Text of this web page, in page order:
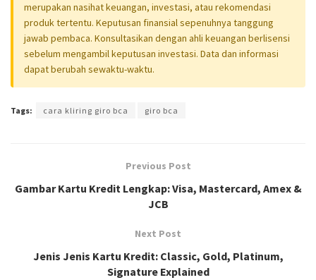
merupakan nasihat keuangan, investasi, atau rekomendasi
produk tertentu. Keputusan finansial sepenuhnya tanggung
jawab pembaca. Konsultasikan dengan ahli keuangan berlisensi
sebelum mengambil keputusan investasi. Data dan informasi
dapat berubah sewaktu-waktu.
Tags: cara kliring giro bca giro bca
Previous Post
Gambar Kartu Kredit Lengkap: Visa, Mastercard, Amex &
JCB
Next Post
Jenis Jenis Kartu Kredit: Classic, Gold, Platinum,
Signature Explained